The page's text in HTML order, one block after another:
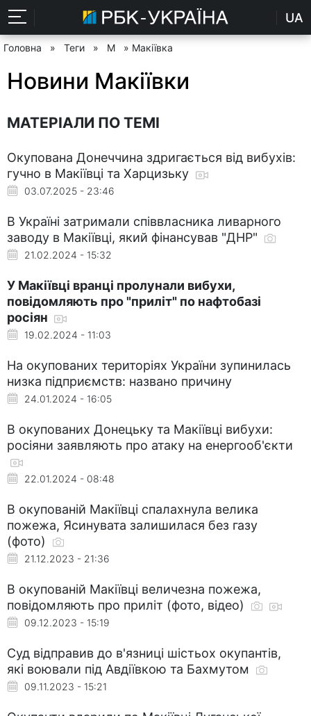
UA
Головна » Теги » М » Макіївка
Новини Макіївки
МАТЕРІАЛИ ПО ТЕМІ
Окупована Донеччина здригається від вибухів:
гучно в Макіївці та Харцизьку
03.07.2025 - 23:46
В Україні затримали співвласника ливарного
заводу в Макіївці, який фінансував "ДНР"
21.02.2024 - 15:32
У Макіївці вранці пролунали вибухи,
повідомляють про "приліт" по нафтобазі
росіян
19.02.2024 - 11:03
На окупованих територіях України зупинилась
низка підприємств: названо причину
24.01.2024 - 16:05
В окупованих Донецьку та Макіївці вибухи:
росіяни заявляють про атаку на енергооб'єкти
22.01.2024 - 08:48
В окупованій Макіївці спалахнула велика
пожежа, Ясинувата залишилася без газу
(фото)
21.12.2023 - 21:36
В окупованій Макіївці величезна пожежа,
повідомляють про приліт (фото, відео)
09.12.2023 - 15:19
Суд відправив до в'язниці шістьох окупантів,
які воювали під Авдіївкою та Бахмутом
09.11.2023 - 15:21